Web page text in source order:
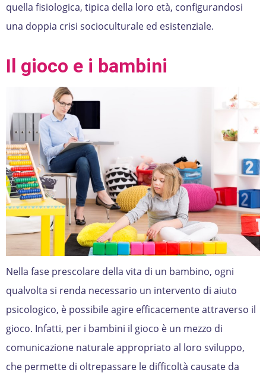
quella fisiologica, tipica della loro età, configurandosi
una doppia crisi socioculturale ed esistenziale.
Il gioco e i bambini
Nella fase prescolare della vita di un bambino, ogni
qualvolta si renda necessario un intervento di aiuto
psicologico, è possibile agire efficacemente attraverso il
gioco. Infatti, per i bambini il gioco è un mezzo di
comunicazione naturale appropriato al loro sviluppo,
che permette di oltrepassare le difficoltà causate da